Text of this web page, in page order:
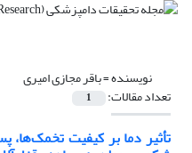
نویسنده =باقر مجازی امیری
تعداد مقالات: 1
تأثیر دما بر کیفیت